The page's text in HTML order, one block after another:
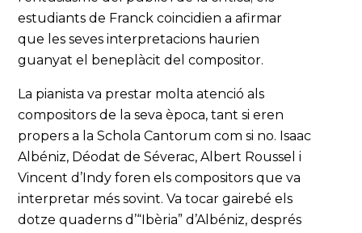
estudiants de Franck coincidien a afirmar
que les seves interpretacions haurien
guanyat el beneplàcit del compositor.
La pianista va prestar molta atenció als
compositors de la seva època, tant si eren
propers a la Schola Cantorum com si no. Isaac
Albéniz, Déodat de Séverac, Albert Roussel i
Vincent d’Indy foren els compositors que va
interpretar més sovint. Va tocar gairebé els
dotze quaderns d’“Ibèria” d’Albéniz, després